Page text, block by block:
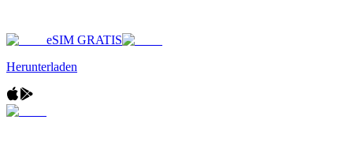
eSIM GRATIS
Herunterladen